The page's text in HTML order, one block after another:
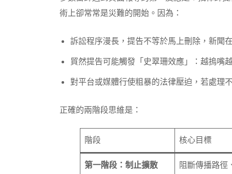
術上卻常常是災難的開始。因為：
訴訟程序漫長，提告不等於馬上刪除，新聞
貿然提告可能觸發「史翠珊效應」：越摀嘴
對平台或媒體行使粗暴的法律壓迫，若處理
正確的兩階段思維是：
階段 核心目標
第一階段：制止擴散
阻斷傳播路徑